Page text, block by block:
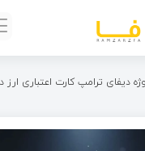
دیفای ترامپ کارت اعتباری ارز